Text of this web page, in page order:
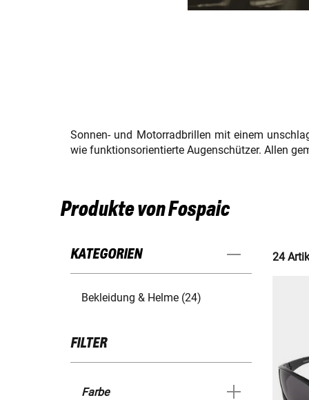
Sonnen- und Motorradbrillen mit einem
wie funktionsorientierte Augenschützer. Allen
Produkte von Fospaic
KATEGORIEN
Bekleidung & Helme (24)
FILTER
Farbe
24